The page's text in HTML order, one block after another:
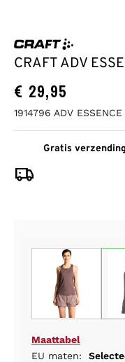
CRAFT ADV
€ 29,95
1914796 ADV
Gratis
Maattabel
EU maten: